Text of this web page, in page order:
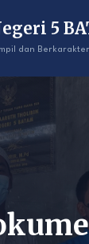
5
dan Berkarakter